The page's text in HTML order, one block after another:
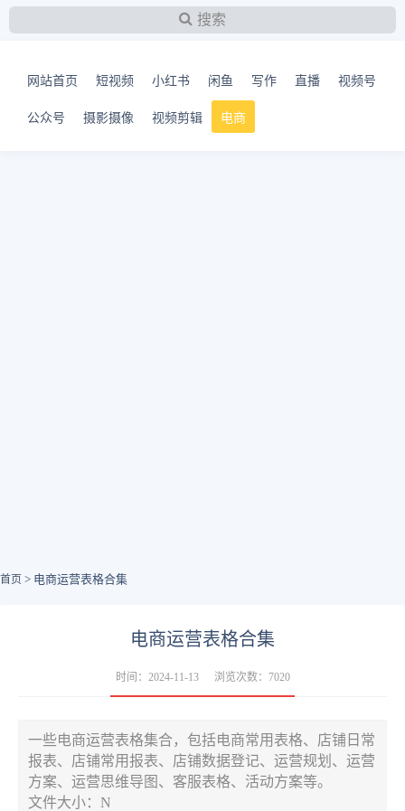
搜索
网站首页 短视频 小红书 闲鱼 写作 直播 视频号
公众号 摄影摄像 视频剪辑 电商
首页 > 电商运营表格合集
电商运营表格合集
时间：2024-11-13 浏览次数：7020
一些电商运营表格集合，包括电商常用表格、店铺日常
报表、店铺常用报表、店铺数据登记、运营规划、运营
方案、运营思维导图、客服表格、活动方案等。
文件大小：N